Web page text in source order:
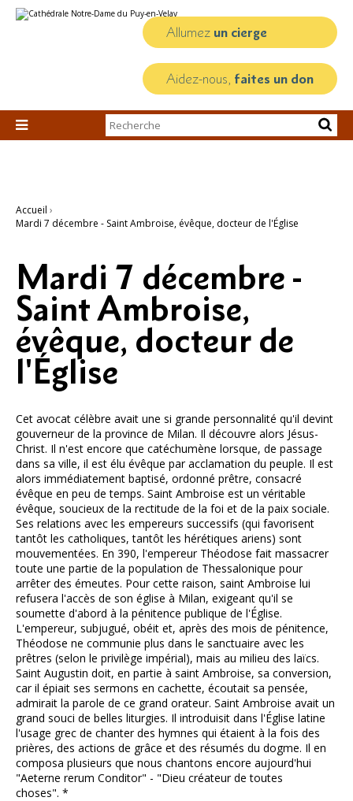
au
personnels
Allumez un cierge
Aidez-nous, faites un don

Chercher par
Recherche
Accueil ›
Mardi 7 décembre - Saint Ambroise, évêque, docteur de l'Église
Mardi 7 décembre -
Saint Ambroise,
évêque, docteur de
l'Église
Cet avocat célèbre avait une si grande personnalité qu'il devint
gouverneur de la province de Milan. Il découvre alors Jésus-
Christ. Il n'est encore que catéchumène lorsque, de passage
dans sa ville, il est élu évêque par acclamation du peuple. Il est
alors immédiatement baptisé, ordonné prêtre, consacré
évêque en peu de temps. Saint Ambroise est un véritable
évêque, soucieux de la rectitude de la foi et de la paix sociale.
Ses relations avec les empereurs successifs (qui favorisent
tantôt les catholiques, tantôt les hérétiques ariens) sont
mouvementées. En 390, l'empereur Théodose fait massacrer
toute une partie de la population de Thessalonique pour
arrêter des émeutes. Pour cette raison, saint Ambroise lui
refusera l'accès de son église à Milan, exigeant qu'il se
soumette d'abord à la pénitence publique de l'Église.
L'empereur, subjugué, obéit et, après des mois de pénitence,
Théodose ne communie plus dans le sanctuaire avec les
prêtres (selon le privilège impérial), mais au milieu des laïcs.
Saint Augustin doit, en partie à saint Ambroise, sa conversion,
car il épiait ses sermons en cachette, écoutait sa pensée,
admirait la parole de ce grand orateur. Saint Ambroise avait un
grand souci de belles liturgies. Il introduisit dans l'Église latine
l'usage grec de chanter des hymnes qui étaient à la fois des
prières, des actions de grâce et des résumés du dogme. Il en
composa plusieurs que nous chantons encore aujourd'hui
"Aeterne rerum Conditor" - "Dieu créateur de toutes
choses". *